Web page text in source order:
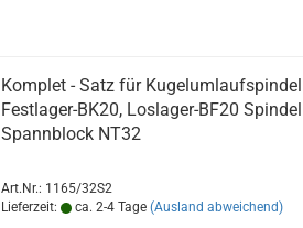
Komplet - Satz für
Festlager-BK20, Loslager-BF20
Spannblock NT32
Art.Nr.: 1165/32S2
Lieferzeit:
ca. 2-4 Tage (Ausland abweichend)